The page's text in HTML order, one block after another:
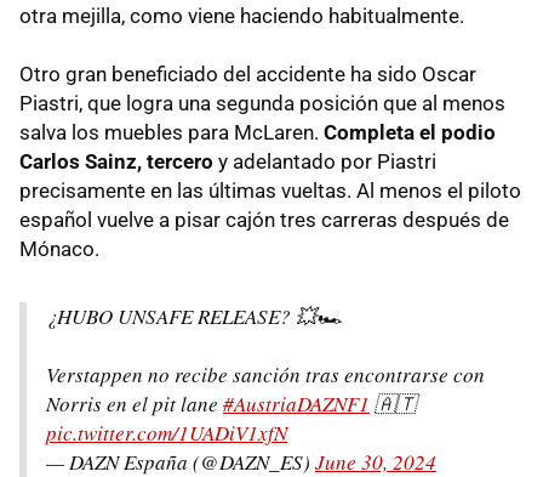
otra mejilla, como viene haciendo habitualmente.
Otro gran beneficiado del accidente ha sido Oscar
Piastri, que logra una segunda posición que al menos
salva los muebles para McLaren. Completa el podio
Carlos Sainz, tercero y adelantado por Piastri
precisamente en las últimas vueltas. Al menos el piloto
español vuelve a pisar cajón tres carreras después de
Mónaco.
¿HUBO UNSAFE RELEASE? 💥🏎️
Verstappen no recibe sanción tras encontrarse con
Norris en el pit lane #AustriaDAZNF1 🇦🇹
pic.twitter.com/1UADiV1xfN
— DAZN España (@DAZN_ES) June 30, 2024